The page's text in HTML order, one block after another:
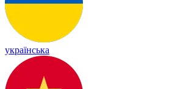
українська